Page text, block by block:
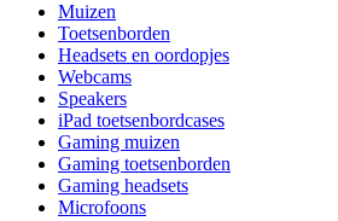
Muizen
Toetsenborden
Headsets en oordopjes
Webcams
Speakers
iPad toetsenbordcases
Gaming muizen
Gaming toetsenborden
Gaming headsets
Microfoons